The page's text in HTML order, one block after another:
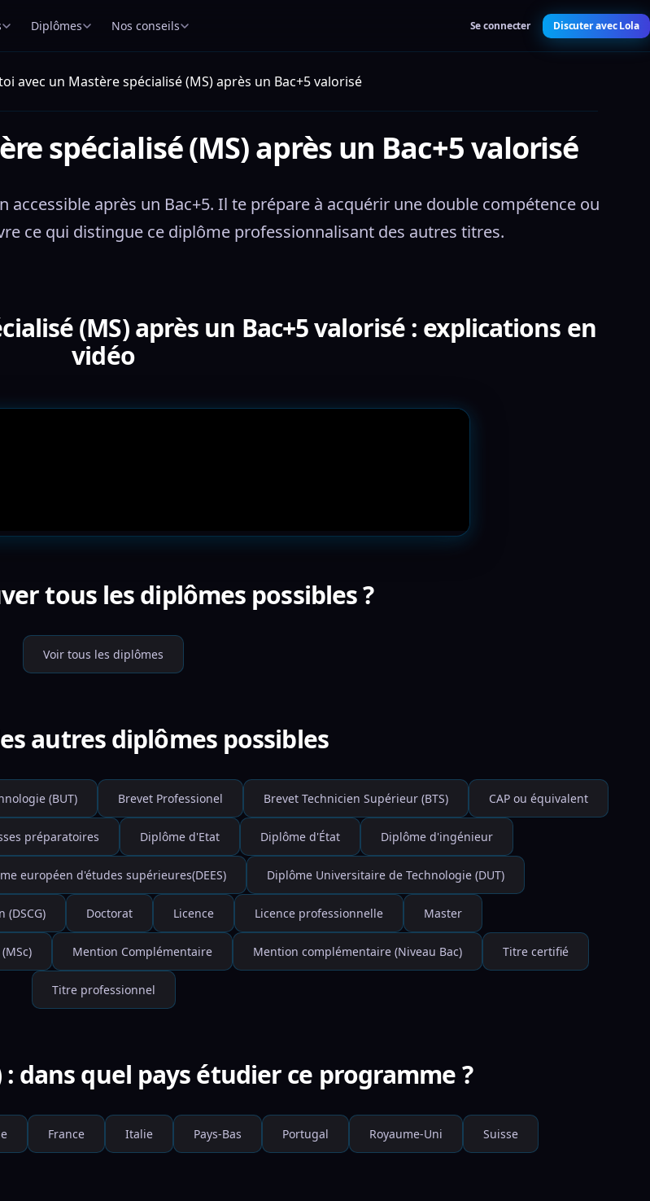
Diplômes Nos conseils Se connecter Discuter avec Lola
avec un Mastère spécialisé (MS) après un Bac+5 valorisé
spécialisé (MS) après un Bac+5 valorisé
après un Bac+5. Il te prépare à acquérir une double compétence ou
ce qui distingue ce diplôme professionnalisant des autres titres.
(MS) après un Bac+5 valorisé : explications en
vidéo
tous les diplômes possibles ?
Voir tous les diplômes
autres diplômes possibles
(BUT) Brevet Professionel Brevet Technicien Supérieur (BTS) CAP ou équivalent
préparatoires Diplôme d'Etat Diplôme d'État Diplôme d'ingénieur
européen d'études supérieures(DEES) Diplôme Universitaire de Technologie (DUT)
Doctorat Licence Licence professionnelle Master
Mention Complémentaire Mention complémentaire (Niveau Bac) Titre certifié
Titre professionnel
: dans quel pays étudier ce programme ?
France Italie Pays-Bas Portugal Royaume-Uni Suisse